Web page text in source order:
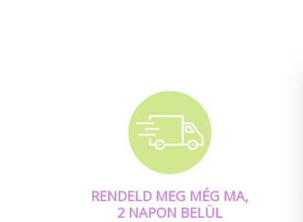
RENDELD MEG MÉG MA,
2 NAPON BELÜL